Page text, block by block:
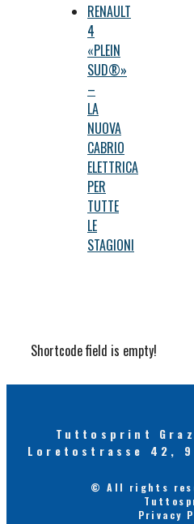
RENAULT
4
«PLEIN
SUD®»
–
LA
NUOVA
CABRIO
ELETTRICA
PER
TUTTE
LE
STAGIONI
Shortcode field is empty!
Tuttosprint
Loretostrasse 42,
© All rights
Privacy